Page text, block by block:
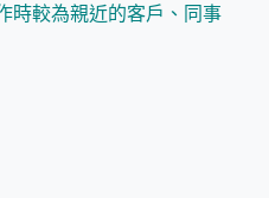
時較為親近的客戶、同事